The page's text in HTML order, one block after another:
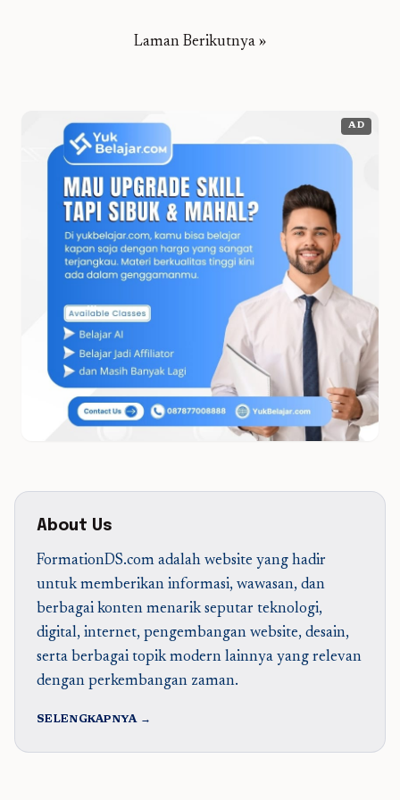
Laman Berikutnya »
AD
About Us
FormationDS.com adalah website yang hadir
untuk memberikan informasi, wawasan, dan
berbagai konten menarik seputar teknologi,
digital, internet, pengembangan website, desain,
serta berbagai topik modern lainnya yang relevan
dengan perkembangan zaman.
SELENGKAPNYA →